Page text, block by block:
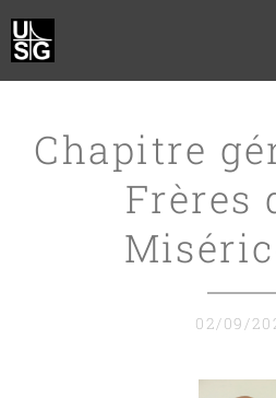
Chapitre
Frères
02/09/